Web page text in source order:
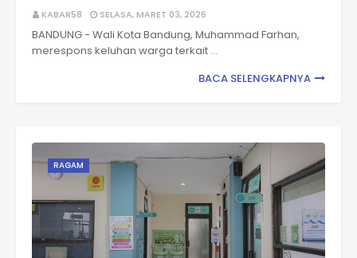
KABAR58 SELASA, MARET 03, 2026
BANDUNG - Wali Kota Bandung, Muhammad Farhan,
merespons keluhan warga terkait …
BACA SELENGKAPNYA
RAGAM